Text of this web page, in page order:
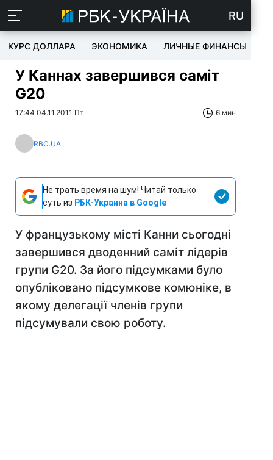
RU
КУРС ДОЛЛАРА ЭКОНОМИКА ЛИЧНЫЕ ФИНАНСЫ
У Каннах завершився саміт
G20
17:44 04.11.2011 Пт 6 мин
RBC.UA
Не трать время на шум! Читай только
суть из РБК-Украина в Google
У французькому місті Канни сьогодні
завершився дводенний саміт лідерів
групи G20. За його підсумками було
опубліковано підсумкове комюніке, в
якому делегації членів групи
підсумували свою роботу.